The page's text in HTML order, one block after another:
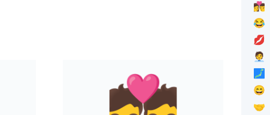
👩‍❤️‍💋‍👨
😂
💋
🧑‍💼
🗾
😄
🤝